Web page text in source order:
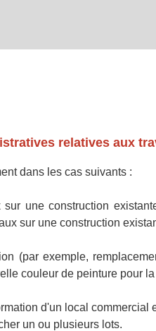
relatives aux
dans les cas suivants :
une construction
sur une construction
(par exemple,
couleur de peinture pour la
d'un local commercial
un ou plusieurs lots.